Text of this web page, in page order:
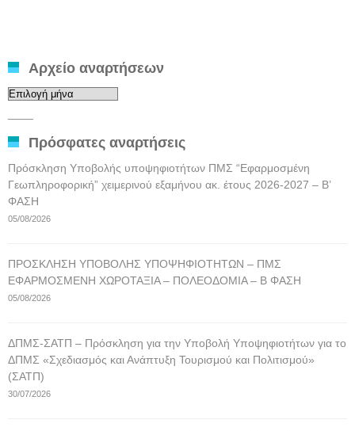
Αρχείο αναρτήσεων
Αρχείο
Πρόσφατες αναρτήσεις
Πρόσκληση Υποβολής υποψηφιοτήτων ΠΜΣ “Εφαρμοσμένη
Γεωπληροφορική” χειμερινού εξαμήνου ακ. έτους 2026-2027 – Β’
ΦΑΣΗ
05/08/2026
ΠΡΟΣΚΛΗΣΗ ΥΠΟΒΟΛΗΣ ΥΠΟΨΗΦΙΟΤΗΤΩΝ – ΠΜΣ
ΕΦΑΡΜΟΣΜΕΝΗ ΧΩΡΟΤΑΞΙΑ – ΠΟΛΕΟΔΟΜΙΑ – Β ΦΑΣΗ
05/08/2026
ΔΠΜΣ-ΣΑΤΠ – Πρόσκληση για την Υποβολή Υποψηφιοτήτων για το
ΔΠΜΣ «Σχεδιασμός και Ανάπτυξη Τουρισμού και Πολιτισμού»
(ΣΑΤΠ)
30/07/2026